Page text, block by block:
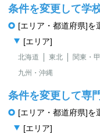
条件を変更して学
[エリア・都道府県]を
[エリア]
北海道 東北 関東・
九州・沖縄
条件を変更して専
[エリア・都道府県]を
[エリア]